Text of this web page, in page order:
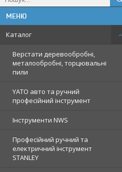
Каталог
Верстати деревообробні,
металообробні, торцювальні
пили
YATO авто та ручний
професійний інструмент
Інструменти NWS
Професійний ручний та
електричний інструмент
STANLEY